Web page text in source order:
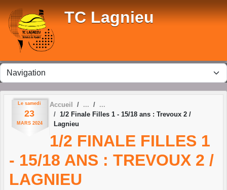
TC Lagnieu
Le samedi
23
MARS 2024
Accueil
1/2 Finale Filles 1 - 15/18 ans : Trevoux 2 /
Lagnieu
1/2 FINALE FILLES 1
- 15/18 ANS : TREVOUX 2 /
LAGNIEU